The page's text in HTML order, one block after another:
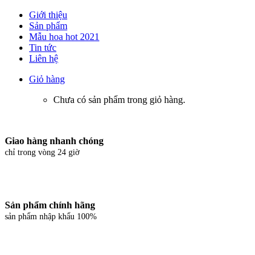
Giới thiệu
Sản phẩm
Mẫu hoa hot 2021
Tin tức
Liên hệ
Giỏ hàng
Chưa có sản phẩm trong giỏ hàng.
Giao hàng nhanh chóng
chỉ trong vòng 24 giờ
Sản phẩm chính hãng
sản phẩm nhập khẩu 100%